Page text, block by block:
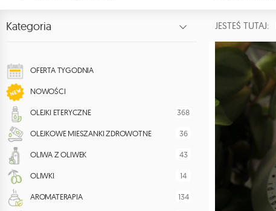
Kategoria
OFERTA TYGODNIA
NOWOŚCI
OLEJKI ETERYCZNE 368
OLEJKOWE MIESZANKI ZDROWOTNE 36
OLIWA Z OLIWEK 43
OLIWKI 14
AROMATERAPIA 134
JESTEŚ TUTAJ: